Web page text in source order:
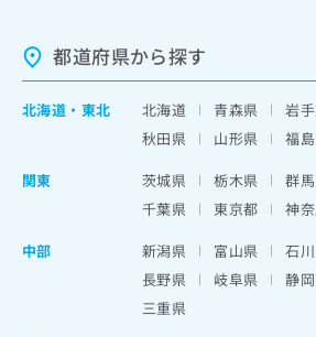
都道府県から探す
北海道 ・ 東北 北海道 青森県 岩
秋田県
山形県
福
関東
茨城県 栃木県 群
千葉県
東京都 神
中部
新潟県 富山県 石
長野県
岐阜県 静
三重県